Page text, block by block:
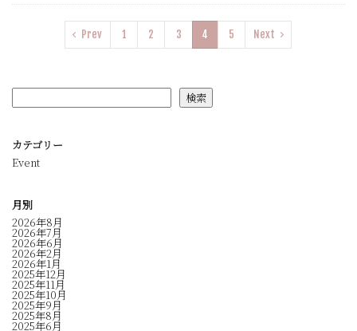
Prev 1 2 3 4 5 Next
検索
カテゴリー
Event
月別
2026年8月
2026年7月
2026年6月
2026年2月
2026年1月
2025年12月
2025年11月
2025年10月
2025年9月
2025年8月
2025年6月